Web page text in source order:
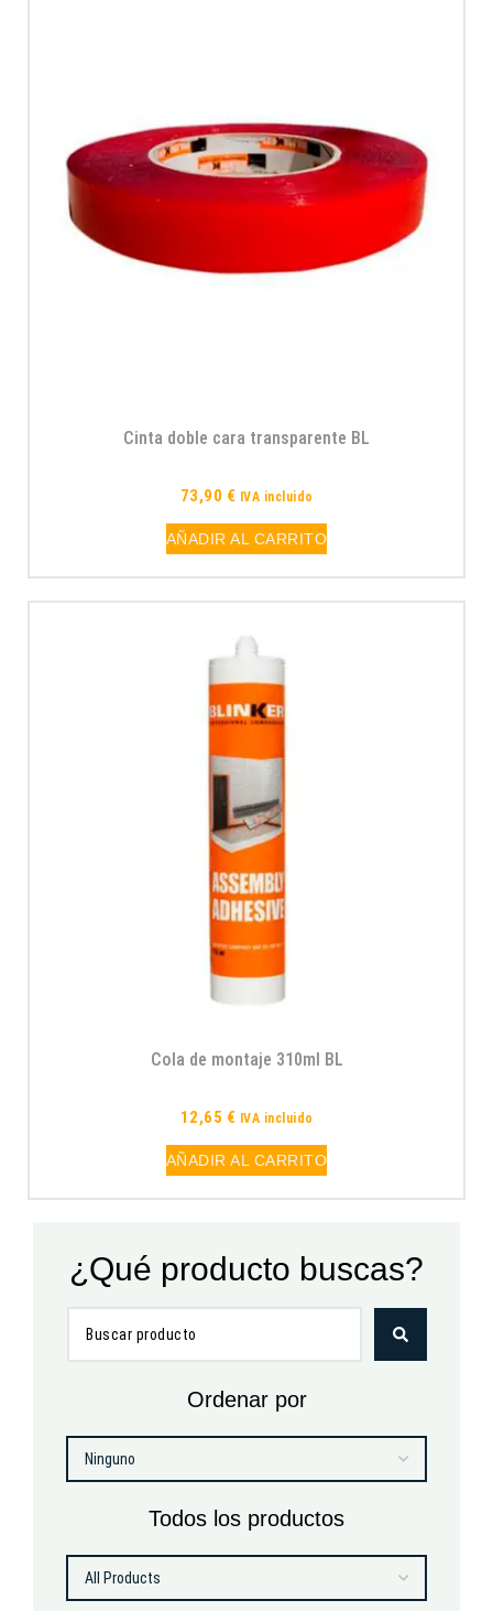
¿Qué producto buscas?
Ordenar por
Todos los productos
Cinta doble cara transparente BL
73,90 € IVA incluido
AÑADIR AL CARRITO
Cola de montaje 310ml BL
12,65 € IVA incluido
AÑADIR AL CARRITO